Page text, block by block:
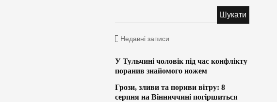
Недавні записи
У Тульчині чоловік під час конфлікту
поранив знайомого ножем
Грози, зливи та пориви вітру: 8
серпня на Вінниччині погіршиться